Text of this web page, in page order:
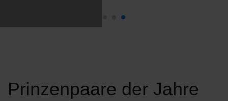
Prinzenpaare der Jahre